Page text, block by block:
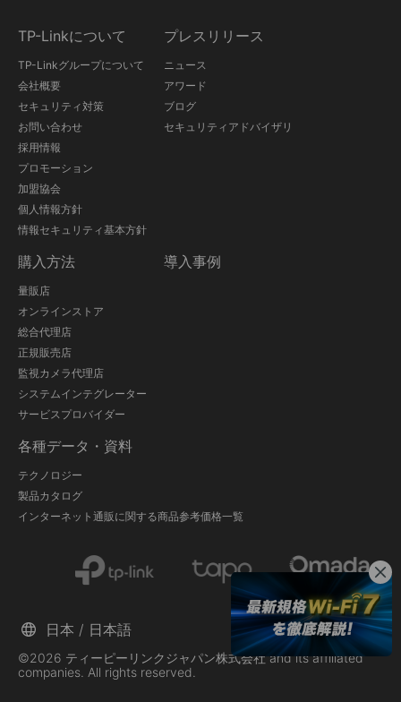
TP-Linkについて
TP-Linkグループについて
会社概要
セキュリティ対策
お問い合わせ
採用情報
プロモーション
加盟協会
個人情報方針
情報セキュリティ基本方針
プレスリリース
ニュース
アワード
ブログ
セキュリティアドバイザリ
購入方法
量販店
オンラインストア
総合代理店
正規販売店
監視カメラ代理店
システムインテグレーター
サービスプロバイダー
導入事例
各種データ・資料
テクノロジー
製品カタログ
インターネット通販に関する商品参考価格一覧
©2026 ティーピーリンクジャパン株式会社 and its affiliated
companies. All rights reserved.
日本 / 日本語